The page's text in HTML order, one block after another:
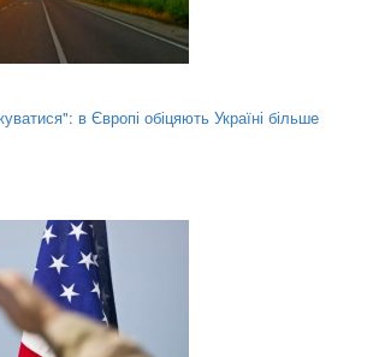
в Європі обіцяють Україні більше